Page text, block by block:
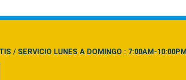
/ SERVICIO LUNES A DOMINGO : 7:00AM-10:00PM